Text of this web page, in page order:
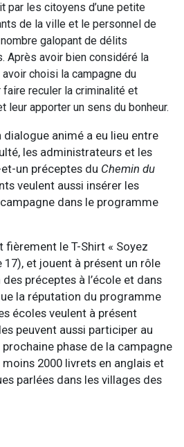
par les citoyens d’une petite
de la ville et le personnel de
galopant de délits
Après avoir bien considéré la
choisi la campagne du
faire reculer la criminalité et
leur apporter un sens du bonheur.
dialogue animé a eu lieu entre
les administrateurs et les
un préceptes du Chemin du
veulent aussi insérer les
dans le programme
le T-Shirt « Soyez
et jouent à présent un rôle
préceptes à l’école et dans
la réputation du programme
écoles veulent à présent
peuvent aussi participer au
prochaine phase de la campagne
2000 livrets en anglais et
parlées dans les villages des